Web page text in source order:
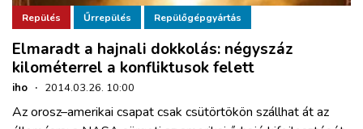
Repülés Űrrepülés Repülőgépgyártás
Elmaradt a hajnali dokkolás: négyszáz
kilométerrel a konfliktusok felett
iho · 2014.03.26. 10:00
Az orosz–amerikai csapat csak csütörtökön szállhat át az